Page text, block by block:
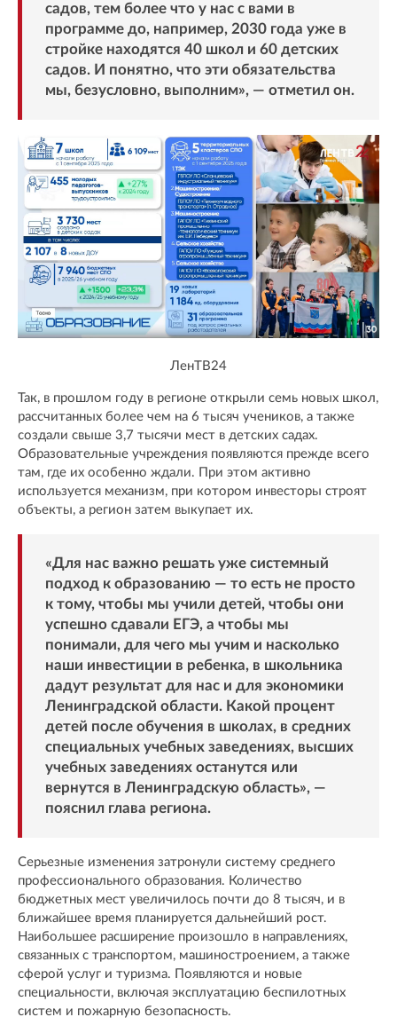
садов, тем более что у нас с вами в
программе до, например, 2030 года уже в
стройке находятся 40 школ и 60 детских
садов. И понятно, что эти обязательства
мы, безусловно, выполним», — отметил он.
ЛенТВ24
Так, в прошлом году в регионе открыли семь новых школ,
рассчитанных более чем на 6 тысяч учеников, а также
создали свыше 3,7 тысячи мест в детских садах.
Образовательные учреждения появляются прежде всего
там, где их особенно ждали. При этом активно
используется механизм, при котором инвесторы строят
объекты, а регион затем выкупает их.
«Для нас важно решать уже системный
подход к образованию — то есть не просто
к тому, чтобы мы учили детей, чтобы они
успешно сдавали ЕГЭ, а чтобы мы
понимали, для чего мы учим и насколько
наши инвестиции в ребенка, в школьника
дадут результат для нас и для экономики
Ленинградской области. Какой процент
детей после обучения в школах, в средних
специальных учебных заведениях, высших
учебных заведениях останутся или
вернутся в Ленинградскую область», —
пояснил глава региона.
Серьезные изменения затронули систему среднего
профессионального образования. Количество
бюджетных мест увеличилось почти до 8 тысяч, и в
ближайшее время планируется дальнейший рост.
Наибольшее расширение произошло в направлениях,
связанных с транспортом, машиностроением, а также
сферой услуг и туризма. Появляются и новые
специальности, включая эксплуатацию беспилотных
систем и пожарную безопасность.